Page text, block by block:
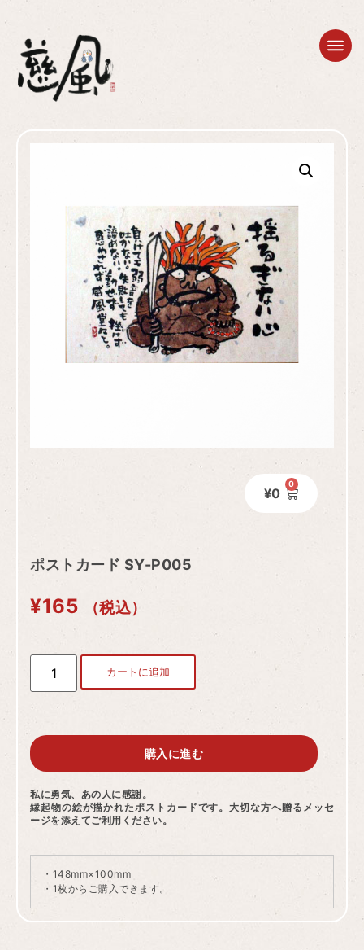
¥0
0
ポストカード SY-P005
¥165 （税込）
カートに追加
購入に進む
私に勇気、あの人に感謝。
縁起物の絵が描かれたポストカードです。大切な方へ贈るメッセ
ージを添えてご利用ください。
・148mm×100mm
・1枚からご購入できます。